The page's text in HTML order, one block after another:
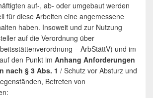
auf-, ab- oder umgebaut werden
für diese Arbeiten eine angemessene
haben. Insoweit und zur Nutzung
auf die Verordnung über
– ArbStättV) und im
den Punkt im Anhang Anforderungen
nach § 3 Abs. 1 / Schutz vor Absturz und
Betreten von